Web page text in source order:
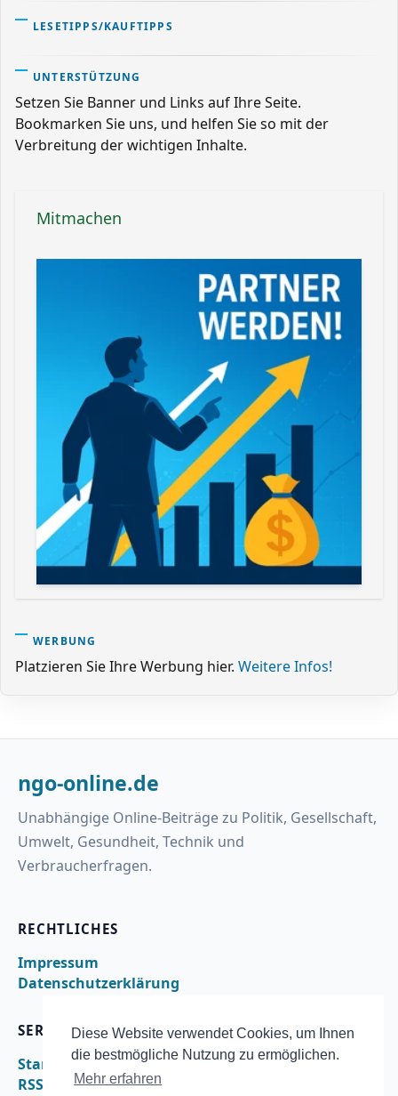
Diese Website verwendet Cookies, um Ihnen
die bestmögliche Nutzung zu ermöglichen.
Mehr erfahren
LESETIPPS/KAUFTIPPS
UNTERSTÜTZUNG
Setzen Sie Banner und Links auf Ihre Seite.
Bookmarken Sie uns, und helfen Sie so mit der
Verbreitung der wichtigen Inhalte.
Mitmachen
WERBUNG
Platzieren Sie Ihre Werbung hier. Weitere Infos!
ngo-online.de
Unabhängige Online-Beiträge zu Politik, Gesellschaft,
Umwelt, Gesundheit, Technik und
Verbraucherfragen.
RECHTLICHES
Impressum
Datenschutzerklärung
SERVICE
Startseite
RSS